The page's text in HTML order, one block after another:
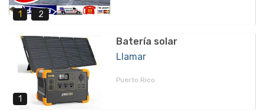
1 2
1
Batería solar
Llamar
Puerto Rico